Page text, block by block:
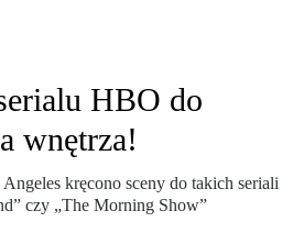
HBO do
wnętrza!
kręcono sceny do takich seriali
czy „The Morning Show”